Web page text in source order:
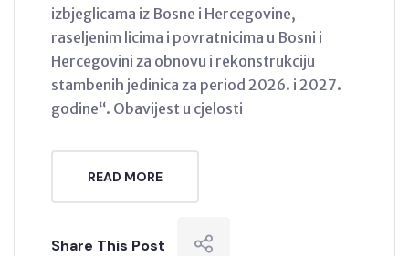
izbjeglicama iz Bosne i Hercegovine,
raseljenim licima i povratnicima u Bosni i
Hercegovini za obnovu i rekonstrukciju
stambenih jedinica za period 2026. i 2027.
godine“. Obavijest u cjelosti
READ MORE
Share This Post